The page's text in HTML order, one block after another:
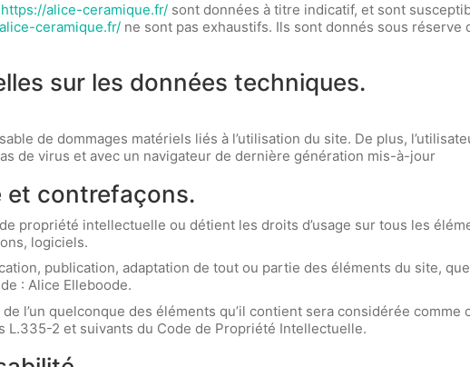
https://alice-ceramique.fr/ sont données à titre indicatif, et sont
ceramique.fr/ ne sont pas exhaustifs. Ils sont donnés sous
sur les données techniques.
de dommages matériels liés à l’utilisation du site. De plus,
de virus et avec un navigateur de dernière génération mis-à-jour
et contrefaçons.
propriété intellectuelle ou détient les droits d’usage sur tous les
logiciels.
publication, adaptation de tout ou partie des éléments du site,
: Alice Elleboode.
l’un quelconque des éléments qu’il contient sera considérée
2 et suivants du Code de Propriété Intellectuelle.